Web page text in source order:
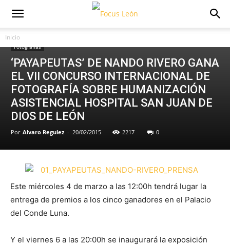
Inicio
Fotografías
‘PAYAPEUTAS’ DE NANDO RIVERO GANA
EL VII CONCURSO INTERNACIONAL DE
FOTOGRAFÍA SOBRE HUMANIZACIÓN
ASISTENCIAL HOSPITAL SAN JUAN DE
DIOS DE LEÓN
Por Alvaro Regulez - 20/02/2015 2217 0
Este miércoles 4 de marzo a las 12:00h tendrá lugar la
entrega de premios a los cinco ganadores en el Palacio
del Conde Luna.
Y el viernes 6 a las 20:00h se inaugurará la exposición